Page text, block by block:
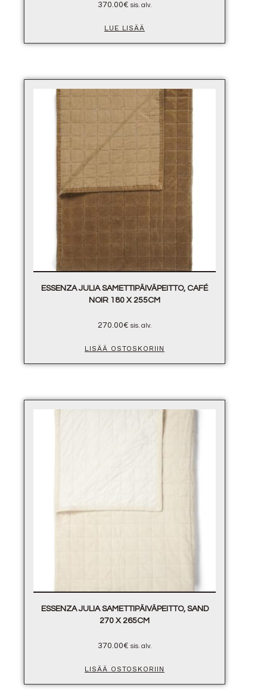
370.00€ sis. alv.
LUE LISÄÄ
ESSENZA JULIA SAMETTIPÄIVÄPEITTO, CAFÉ
NOIR 180 X 255CM
270.00€ sis. alv.
LISÄÄ OSTOSKORIIN
ESSENZA JULIA SAMETTIPÄIVÄPEITTO, SAND
270 X 265CM
370.00€ sis. alv.
LISÄÄ OSTOSKORIIN